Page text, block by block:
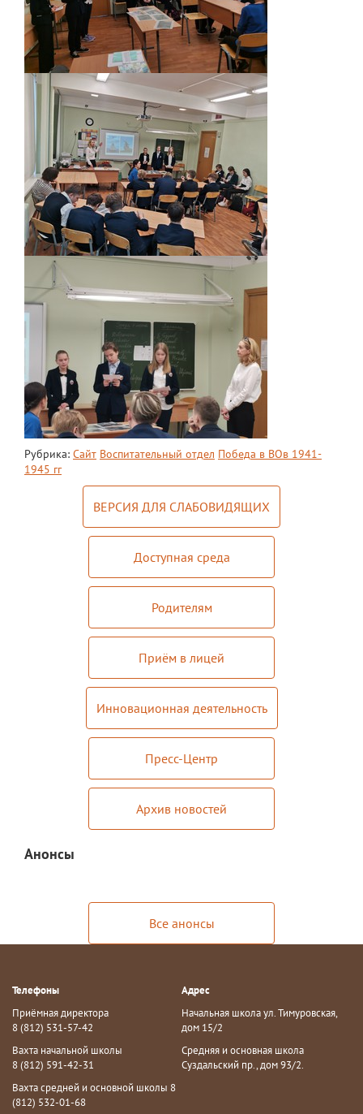
Охрана труда
Обращение директора
Гостевая книга
Результаты самообследования
Финансово-хозяйственная деятельность
Реализация антикоррупционной
политики
Знак «За вклад в развитие лицея»
Учебный процесс
Начальная школа
Основная и старшая школа
Оценочные процедуры
Итоговая аттестация
ЕГЭ
ОГЭ
Воспитательная работа
Патриотическое воспитание
Воспитательный отдел
Спортивная жизнь
Социальные партнеры
Дополнительные образовательные
Педагоги ОДОД
Театральная студия
Передвижная выставка "Мы помним!"
Медиацентр
ПФДО
Противодействие коррупции
Рубрика: Сайт Воспитательный отдел Победа в ВОв 1941-
1945 гг
ВЕРСИЯ ДЛЯ СЛАБОВИДЯЩИХ
Доступная среда
Родителям
Приём в лицей
Инновационная деятельность
Пресс-Центр
Архив новостей
Анонсы
Все анонсы
Телефоны
Приёмная директора
8 (812) 531-57-42
Вахта начальной школы
8 (812) 591-42-31
Вахта средней и основной школы 8
(812) 532-01-68
Адрес
Начальная школа ул. Тимуровская,
дом 15/2
Средняя и основная школа
Суздальский пр., дом 93/2.